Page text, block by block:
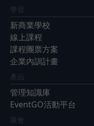
學習
新商業學校
線上課程
課程團票方案
企業內訓計畫
產品
管理知識庫
EventGO活動平台
展會